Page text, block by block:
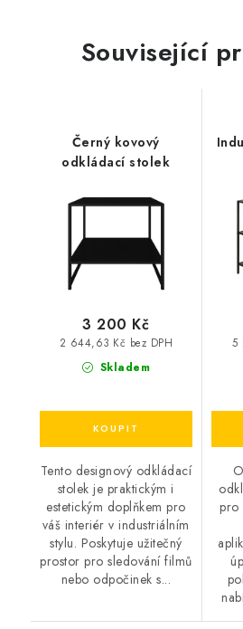
Související
Černý kovový
odkládací stolek
Skladem
2 644,63 Kč bez DPH
3 200 Kč
Tento designový odkládací
stolek je praktickým i
estetickým doplňkem pro
váš interiér v industriálním
stylu. Poskytuje užitečný
prostor pro sledování filmů
nebo odpočinek s...
5
pro